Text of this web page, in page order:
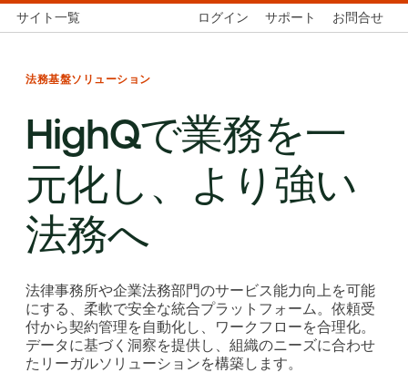
サイト一覧 ログイン サポート お問合せ
法務基盤ソリューション
HighQで業務を一
元化し、より強い
法務へ
法律事務所や企業法務部門のサービス能力向上を可能
にする、柔軟で安全な統合プラットフォーム。依頼受
付から契約管理を自動化し、ワークフローを合理化。
データに基づく洞察を提供し、組織のニーズに合わせ
たリーガルソリューションを構築します。